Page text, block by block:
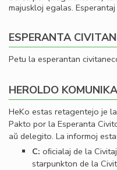
majuskloj egalas.
ESPERANTA
Petu la esperantan
HEROLDO
HeKo estas retagentejo je
Pakto por la Esperanta
aŭ delegito. La informoj
C: oﬁcialaj de la
starpunkton de la